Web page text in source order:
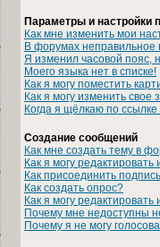
Параметры и настройки
Как мне изменить мои
В форумах неправильное
Я изменил часовой пояс,
Моего языка нет в списке!
Как я могу поместить
Как я могу изменить свое
Когда я щёлкаю по
Создание сообщений
Как мне создать тему в
Как я могу
Как присоединить
Как создать опрос?
Как я могу
Почему мне недоступны
Почему я не могу